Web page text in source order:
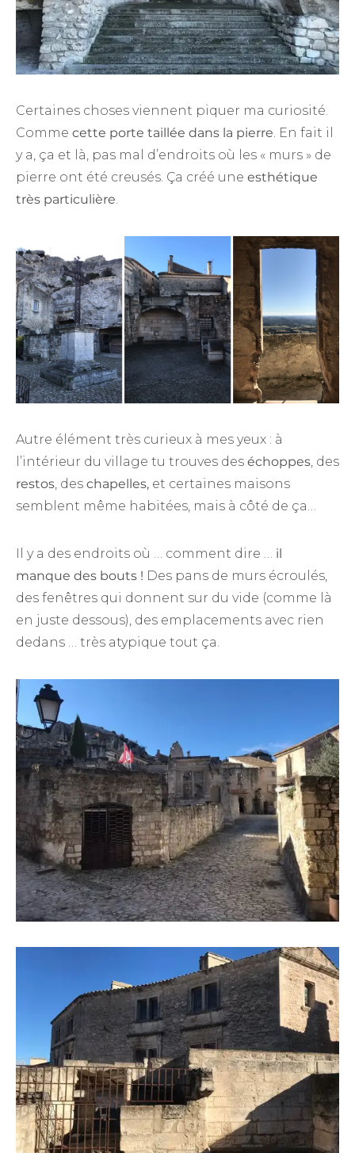
Certaines choses viennent piquer ma curiosité.
Comme cette porte taillée dans la pierre. En fait il
y a, ça et là, pas mal d’endroits où les « murs » de
pierre ont été creusés. Ça créé une esthétique
très particulière.
Autre élément très curieux à mes yeux : à
l’intérieur du village tu trouves des échoppes, des
restos, des chapelles, et certaines maisons
semblent même habitées, mais à côté de ça…
Il y a des endroits où … comment dire … il
manque des bouts ! Des pans de murs écroulés,
des fenêtres qui donnent sur du vide (comme là
en juste dessous), des emplacements avec rien
dedans … très atypique tout ça.